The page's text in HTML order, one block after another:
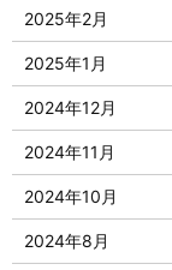
2025年2月
2025年1月
2024年12月
2024年11月
2024年10月
2024年8月